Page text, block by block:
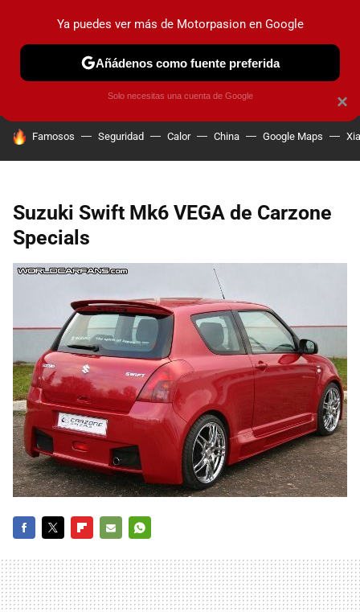
PRUEBAS COCHES ELÉCTRICOS OBSERVATORIO
HOY SE HABLA DE
Famosos Seguridad Calor China Google Maps
Suzuki Swift Mk6 VEGA de Carzone
Specials
MAIL
×
Ya puedes ver más de Motorpasion en Google
Añádenos como fuente preferida
Solo necesitas una cuenta de Google